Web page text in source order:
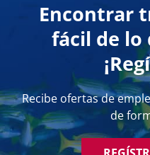
Encontrar
fácil de lo
Recibe ofertas de
de